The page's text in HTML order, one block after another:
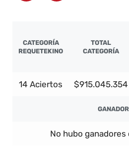
CATEGORÍA
REQUETEKINO
TOTAL
CATEGORÍA
14 Aciertos $915.045.354
No hubo